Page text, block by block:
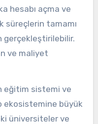
hesabı açma ve
süreçlerin tamamı
ve maliyet
eğitim sistemi ve
büyük
üniversiteler ve